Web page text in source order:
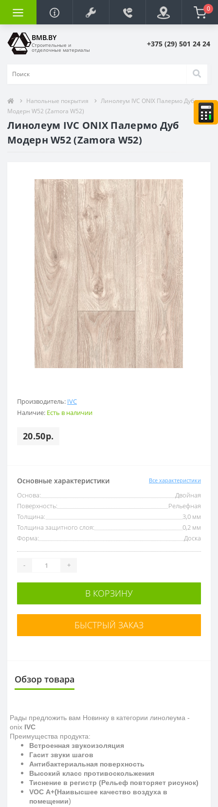
0
BMB.BY
Строительные и
отделочные материалы
+375 (29) 501 24 24
Напольные покрытия
Линолеум IVC ONIX Палермо Дуб
Модерн W52 (Zamora W52)
Линолеум IVC ONIX Палермо Дуб
Модерн W52 (Zamora W52)
Производитель: IVC
Наличие: Есть в наличии
20.50р.
Основные характеристики Все характеристики
Основа:
Двойная
Поверхность:
Рельефная
Толщина:
3,0 мм
Толщина защитного слоя:
0,2 мм
Форма:
Доска
- +
В КОРЗИНУ
БЫСТРЫЙ ЗАКАЗ
Обзор товара
Рады предложить вам Новинку в категории линолеума -
onix IVC
Преимущества продукта:
Встроенная звукоизоляция
Гасит звуки шагов
Антибактериальная поверхность
Высокий класс противоскольжения
Тиснение в регистр (Рельеф повторяет рисунок)
VOC A+(Наивысшее качество воздуха в
помещении)